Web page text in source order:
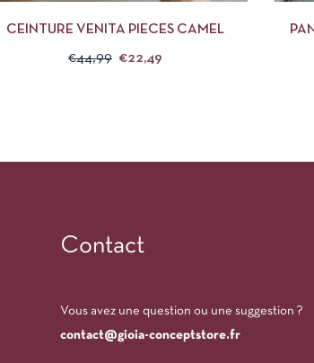
CEINTURE VENITA PIECES CAMEL
€44,99 €22,49
Contact
Vous avez une question ou une suggestion ?
contact@gioia-conceptstore.fr